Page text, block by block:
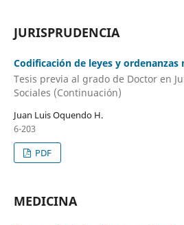
JURISPRUDENCIA
Codificación de leyes y ordenanzas
Tesis previa al grado de Doctor en
Sociales (Continuación)
Juan Luis Oquendo H.
6-203
PDF
MEDICINA